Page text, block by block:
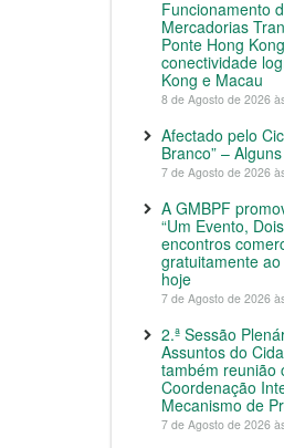
Funcionamento
Mercadorias
Ponte Hong
conectividade
Kong e Macau
8 de Agosto de 2026
Afectado pelo
Branco” –
7 de Agosto de 2026
A GMBPF
“Um Evento,
encontros
gratuitamente
hoje
7 de Agosto de 2026
2.ª Sessão
Assuntos do
também reunião
Coordenação
Mecanismo de
7 de Agosto de 2026